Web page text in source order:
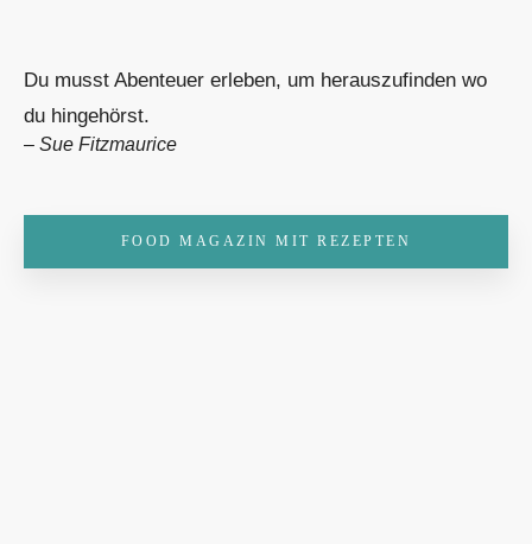
Du musst Abenteuer erleben, um herauszufinden wo
du hingehörst.
– Sue Fitzmaurice
FOOD MAGAZIN MIT REZEPTEN